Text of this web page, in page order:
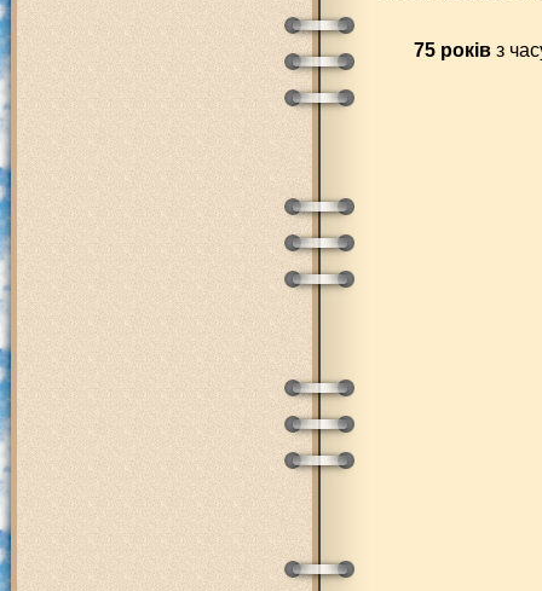
75 роківз